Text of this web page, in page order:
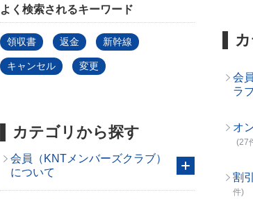
よく検索されるキーワード
領収書 返金 新幹線
キャンセル 変更
カテゴリから探す
会員（KNTメンバーズクラブ）
について
会
ラ
オ
(27
割
件)